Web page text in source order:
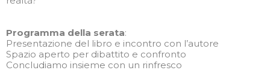
Programma della serata:
Presentazione del libro e incontro con l’autore
Spazio aperto per dibattito e confronto
Concludiamo insieme con un rinfresco